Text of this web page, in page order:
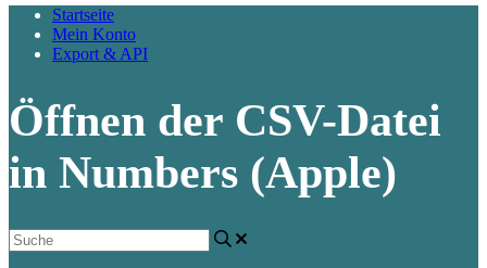
Startseite
Mein Konto
Export & API
Öffnen der CSV-Datei
in Numbers (Apple)